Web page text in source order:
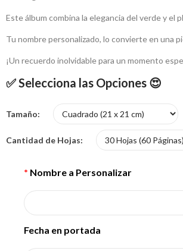
Este álbum combina la elegancia del verde y el
Tu nombre personalizado, lo convierte en una
¡Un recuerdo inolvidable para un momento
✅ Selecciona las Opciones 😍
Tamaño
Cantidad de Hojas
* Nombre a Personalizar
Fecha en portada